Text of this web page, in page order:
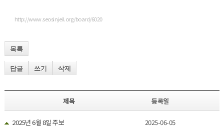
http://www.seosinjeil.org/board/6020
목록
답글 쓰기 삭제
제목 등록일
2025년 6월 8일 주보 2025-06-05